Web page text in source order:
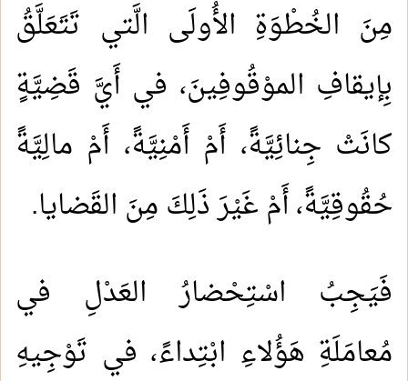
مِنَ الخُطْوَةِ الأُولَى الَّتي تَتَعَلَّقُ
بِإيقافِ الموْقُوفِينَ، في أَيَّ قَضِيَّةٍ
كانَتْ جِنائِيَّةً، أَمْ أَمْنِيَّةً، أَمْ مالِيَّةً
حُقُوقِيَّةً، أَمْ غَيْرَ ذَلِكَ مِنَ القَضايا.
فَيَجِبُ اسْتِحْضارُ العَدْلِ في
مُعامَلَةِ هَؤُلاءِ ابْتِداءً، في تَوْجِيهِ